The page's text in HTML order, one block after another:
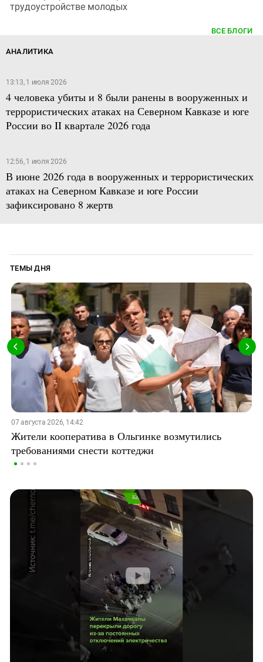
трудоустройстве молодых
ВСЕ БЛОГИ
АНАЛИТИКА
13:13, 1 июля 2026
4 человека убиты и 8 были ранены в вооруженных и
террористических атаках на Северном Кавказе и юге
России во II квартале 2026 года
12:56, 1 июля 2026
В июне 2026 года в вооруженных и террористических
атаках на Северном Кавказе и юге России
зафиксировано 8 жертв
ТЕМЫ ДНЯ
07 августа 2026, 14:42
Жители кооператива в Ольгинке возмутились
требованиями снести коттеджи